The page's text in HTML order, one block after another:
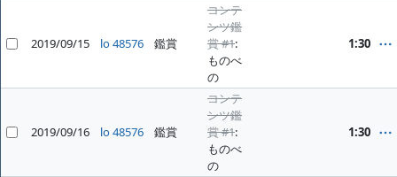
2019/09/15 lo 48576 鑑賞
コンテ
ンツ鑑
賞 #1:
ものべ
の
1:30
2019/09/16 lo 48576 鑑賞
コンテ
ンツ鑑
賞 #1:
ものべ
の
1:30